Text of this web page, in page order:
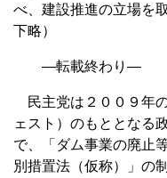
べ、建設推進の立場を
下略）
—転載終わり—
民主党は２００９年
ェスト）のもととなる
で、「ダム事業の廃止
別措置法（仮称）」の